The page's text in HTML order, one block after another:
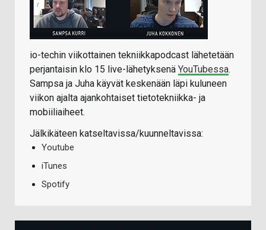
io-techin viikottainen tekniikkapodcast lähetetään
perjantaisin klo 15 live-lähetyksenä YouTubessa.
Sampsa ja Juha käyvät keskenään läpi kuluneen
viikon ajalta ajankohtaiset tietotekniikka- ja
mobiiliaiheet.
Jälkikäteen katseltavissa/kuunneltavissa:
Youtube
iTunes
Spotify